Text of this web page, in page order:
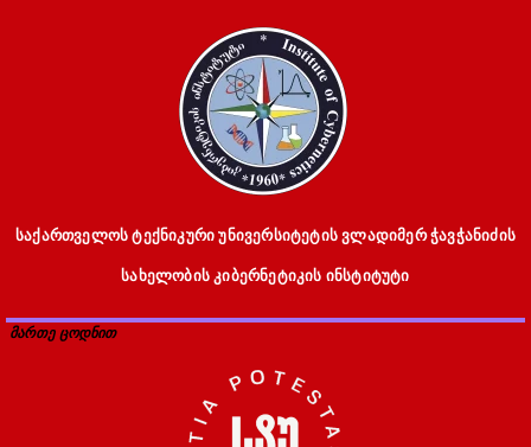
საქართველოს ტექნიკური უნივერსიტეტის ვლადიმერ ჭავჭანიძის
სახელობის კიბერნეტიკის ინსტიტუტი
მართე ცოდნით